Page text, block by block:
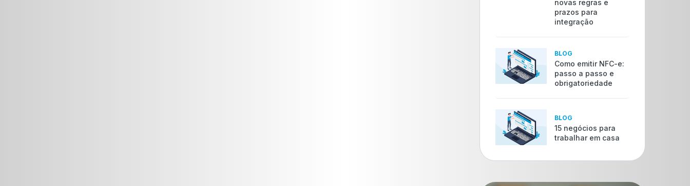
novas regras e
prazos para
integração
BLOG
Como emitir NFC-e:
passo a passo e
obrigatoriedade
BLOG
15 negócios para
trabalhar em casa